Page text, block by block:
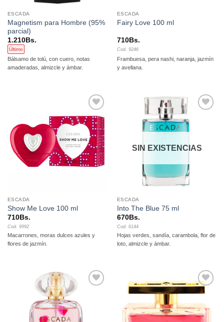
ESCADA
Magnetism para Hombre (95%
parcial)
1.210Bs.
Último
Bálsamo de tolú, con cuero, notas
amaderadas, almizcle y ámbar.
ESCADA
Fairy Love 100 ml
710Bs.
Cod. 9246
Frambuesa, pera nashi, naranja, jazmín
y avellana.
Añadir
a la
lista de
deseos
ESCADA
Show Me Love 100 ml
710Bs.
Cod. 9992
Macarrones, moras dulces azules y
flores de jazmín.
SIN EXISTENCIAS
ESCADA
Into The Blue 75 ml
670Bs.
Cod. 6144
Hojas verdes, sandía, carambola, flor de
loto, almizcle y ámbar.
deseos
Añadir
lista de
deseos